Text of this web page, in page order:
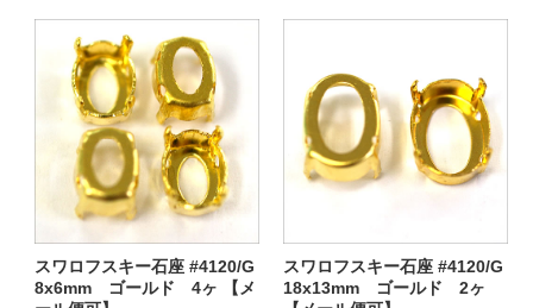
スワロフスキー石座 #4120/G
8x6mm ゴールド 4ヶ 【メ
スワロフスキー石座 #4120/G
18x13mm ゴールド 2ヶ